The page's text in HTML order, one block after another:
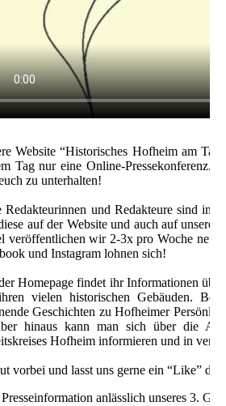
Website “Historisches Hofheim am
Tag nur eine Online-Pressekonferenz.
zu unterhalten!
Redakteurinnen und Redakteure sind im
auf der Website und auch auf
veröffentlichen wir 2-3x pro Woche
und Instagram lohnen sich!
Homepage findet ihr Informationen
vielen historischen Gebäuden.
Geschichten zu Hofheimer
hinaus kann man sich über die
Hofheim informieren und in
vorbei und lasst uns gerne ein “Like”
anlässlich unseres 3.